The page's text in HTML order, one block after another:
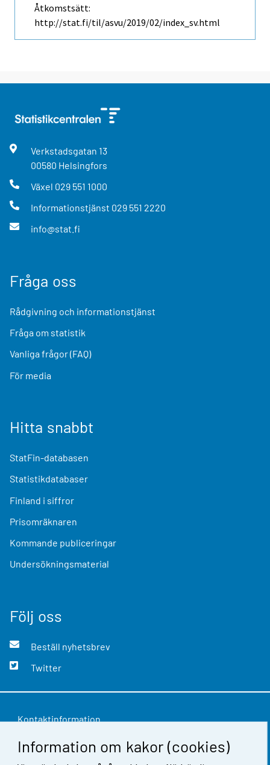
Information om kakor (cookies)
Åtkomstsätt:
http://stat.fi/til/asvu/2019/02/index_sv.html
Verkstadsgatan 13
00580 Helsingfors
Växel 029 551 1000
Informationstjänst 029 551 2220
info@stat.fi
Fråga oss
Rådgivning och informationstjänst
Fråga om statistik
Vanliga frågor (FAQ)
För media
Hitta snabbt
StatFin-databasen
Statistikdatabaser
Finland i siffror
Prisomräknaren
Kommande publiceringar
Undersökningsmaterial
Följ oss
Beställ nyhetsbrev
Twitter
Kontaktinformation
Respons